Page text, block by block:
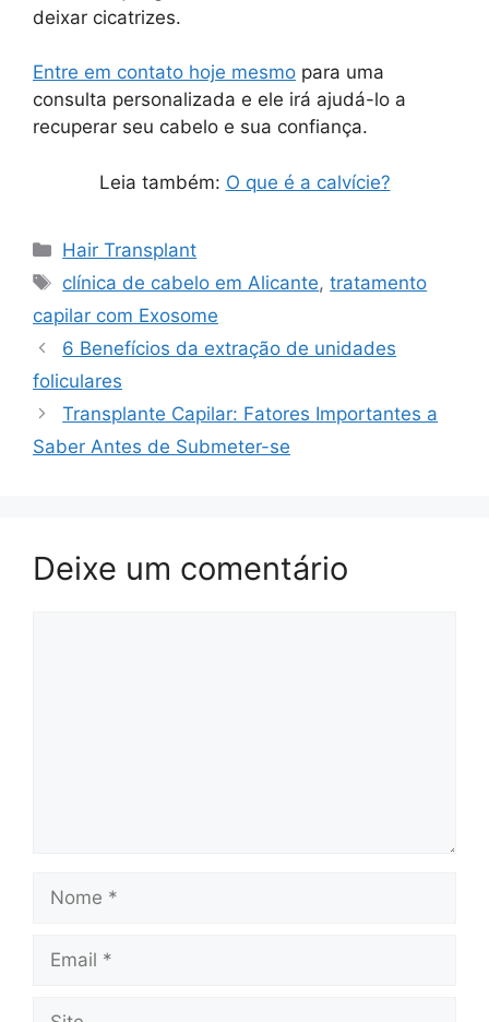
deixar cicatrizes.
Entre em contato hoje mesmo para uma
consulta personalizada e ele irá ajudá-lo a
recuperar seu cabelo e sua confiança.
Leia também: O que é a calvície?
Hair Transplant
clínica de cabelo em Alicante,tratamento
capilar com Exosome
6 Benefícios da extração de unidades
foliculares
Transplante Capilar: Fatores Importantes a
Saber Antes de Submeter-se
Deixe um comentário